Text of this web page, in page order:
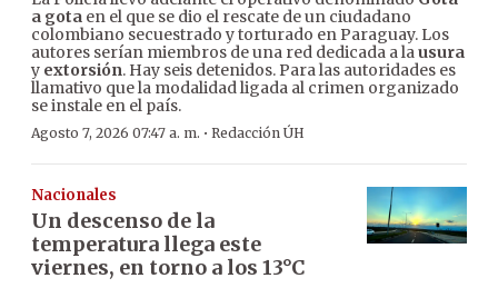
a gota en el que se dio el rescate de un ciudadano
colombiano secuestrado y torturado en Paraguay. Los
autores serían miembros de una red dedicada a lausura
y extorsión. Hay seis detenidos. Para las autoridades es
llamativo que la modalidad ligada al crimen organizado
se instale en el país.
Agosto 7, 2026 07:47 a. m. · Redacción ÚH
Nacionales
Un descenso de la
temperatura llega este
viernes, en torno a los 13°C